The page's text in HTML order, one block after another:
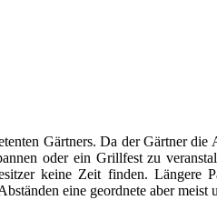
Gärtners. Da der Gärtner
oder ein Grillfest zu
keine Zeit finden. Längere
eine geordnete aber meist